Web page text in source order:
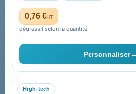
0,76 €HT
dégressif selon la quantité
Personnaliser→
High-tech
Plan du site
Contact & devis
06 09 53 17 41
WhatsApp